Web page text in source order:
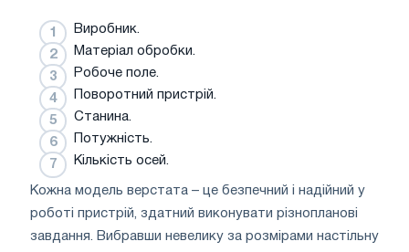
Виробник.
Матеріал обробки.
Робоче поле.
Поворотний пристрій.
Станина.
Потужність.
Кількість осей.
Кожна модель верстата – це безпечний і надійний у
роботі пристрій, здатний виконувати різнопланові
завдання. Вибравши невелику за розмірами настільну